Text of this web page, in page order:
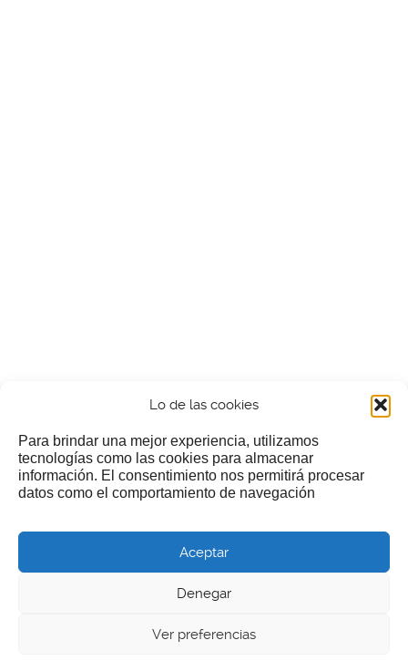
Lo de las cookies
Para brindar una mejor experiencia, utilizamos
tecnologías como las cookies para almacenar
información. El consentimiento nos permitirá procesar
datos como el comportamiento de navegación
Aceptar
Denegar
Ver preferencias
¿Nos invitas a un cafecillo?
Si te gusta nuestra web puedes echar limosna a estos